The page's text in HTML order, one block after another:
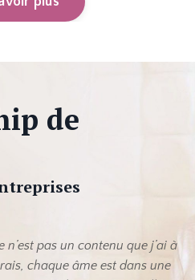
de
n’est pas un contenu que j’ai à
chaque âme est dans une